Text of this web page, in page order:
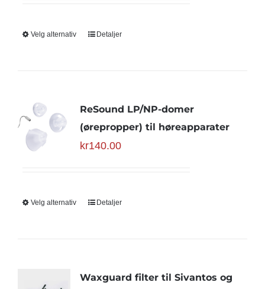
Velg alternativ Detaljer
ReSound LP/NP-domer
(ørepropper) til høreapparater
kr140.00
Velg alternativ Detaljer
Waxguard filter til Sivantos og